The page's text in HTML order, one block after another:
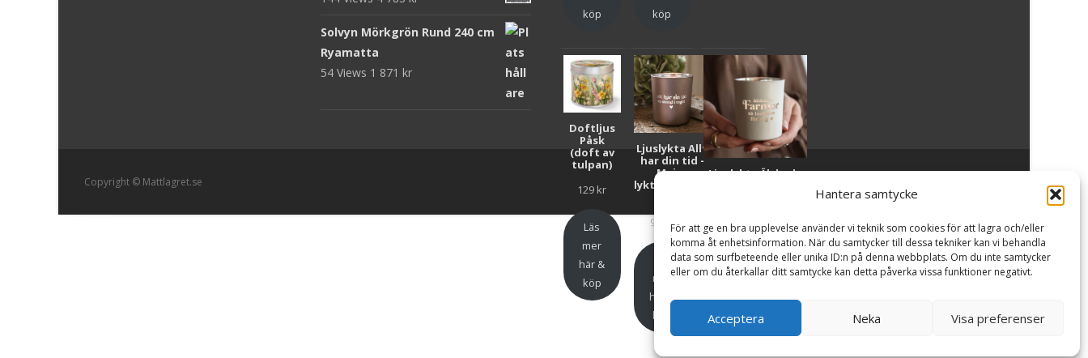
Hantera samtycke
För att ge en bra upplevelse använder vi teknik som cookies för att lagra och/eller
komma åt enhetsinformation. När du samtycker till dessa tekniker kan vi behandla
data som surfbeteende eller unika ID:n på denna webbplats. Om du inte samtycker
eller om du återkallar ditt samtycke kan detta påverka vissa funktioner negativt.
Acceptera Neka Visa preferenser
Solvyn Mörkgrön Rund 240 cm
Ryamatta
54 Views 1 871 kr
köp
köp
Doftljus
Påsk
(doft av
tulpan)
129 kr
Läs
mer
här &
köp
Ljuslykta Allt
har din tid -
Majas
lyktor/Suicide
99
kr
mer
här &
köp
Ljuslykta Älskade
99kr
Läs
köp
Copyright © Mattlagret.se